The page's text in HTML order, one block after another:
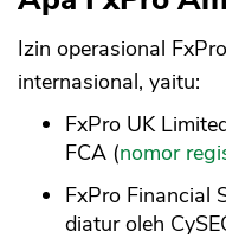
Izin operasional
internasional, yaitu:
FxPro UK
FCA (nomor
FxPro Financial
diatur oleh